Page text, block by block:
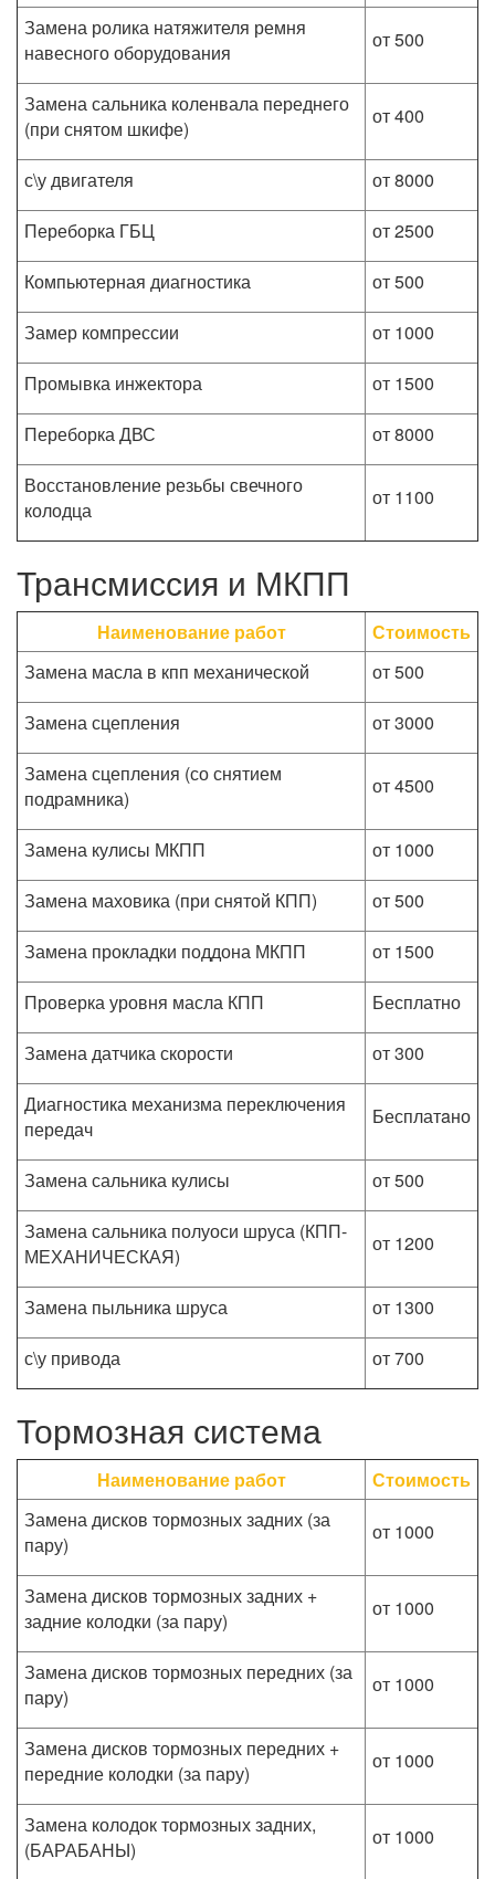
Замена ролика натяжителя ремня
навесного оборудования
от 500
Замена сальника коленвала переднего
(при снятом шкифе)
от 400
с\у двигателя
от 8000
Переборка ГБЦ
от 2500
Компьютерная диагностика
от 500
Замер компрессии
от 1000
Промывка инжектора
от 1500
Переборка ДВС
от 8000
Восстановление резьбы свечного
колодца
от 1100
Трансмиссия и МКПП
Наименование работ
Стоимость
Замена масла в кпп механической
от 500
Замена сцепления
от 3000
Замена сцепления (со снятием
подрамника)
от 4500
Замена кулисы МКПП
от 1000
Замена маховика (при снятой КПП)
от 500
Замена прокладки поддона МКПП
от 1500
Проверка уровня масла КПП
Бесплатно
Замена датчика скорости
от 300
Диагностика механизма переключения
передач
Бесплатaно
Замена сальника кулисы
от 500
Замена сальника полуоси шруса (КПП-
МЕХАНИЧЕСКАЯ)
от 1200
Замена пыльника шруса
от 1300
с\у привода
от 700
Тормозная система
Наименование работ
Стоимость
Замена дисков тормозных задних (за
пару)
от 1000
Замена дисков тормозных задних +
задние колодки (за пару)
от 1000
Замена дисков тормозных передних (за
пару)
от 1000
Замена дисков тормозных передних +
передние колодки (за пару)
от 1000
Замена колодок тормозных задних,
(БАРАБАНЫ)
от 1000